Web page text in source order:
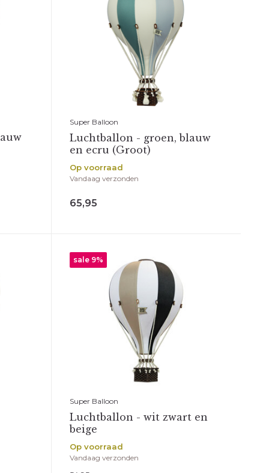
Super Balloon
Luchtballon - groen, blauw
en ecru (Groot)
Op voorraad
Vandaag verzonden
65,95
sale 9%
Super Balloon
Luchtballon - wit zwart en
beige
Op voorraad
Vandaag verzonden